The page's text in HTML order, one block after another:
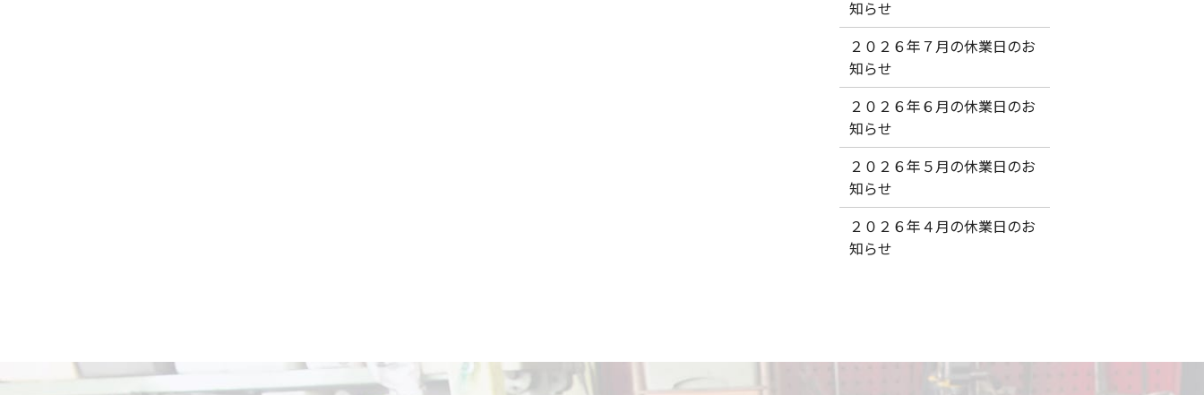
知らせ
２０２６年７月の休業日のお
知らせ
２０２６年６月の休業日のお
知らせ
２０２６年５月の休業日のお
知らせ
２０２６年４月の休業日のお
知らせ